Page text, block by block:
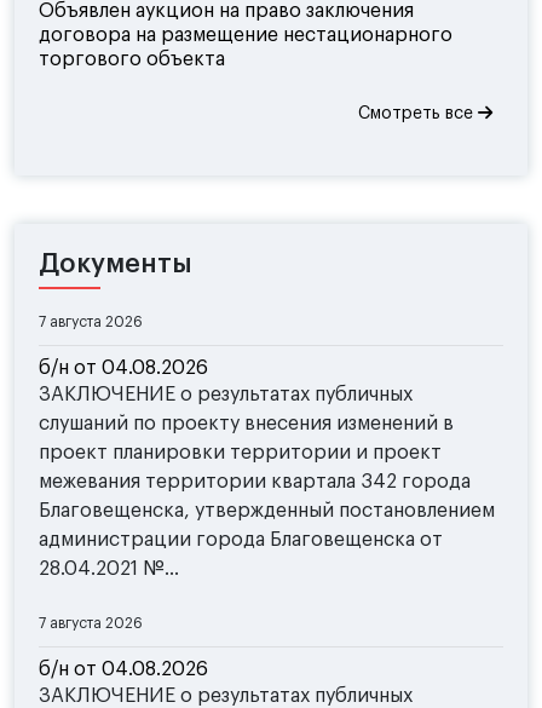
Объявлен аукцион на право заключения
договора на размещение нестационарного
торгового объекта
Смотреть все
Документы
7 августа 2026
б/н от 04.08.2026
ЗАКЛЮЧЕНИЕ о результатах публичных
слушаний по проекту внесения изменений в
проект планировки территории и проект
межевания территории квартала 342 города
Благовещенска, утвержденный постановлением
администрации города Благовещенска от
28.04.2021 №...
7 августа 2026
б/н от 04.08.2026
ЗАКЛЮЧЕНИЕ о результатах публичных